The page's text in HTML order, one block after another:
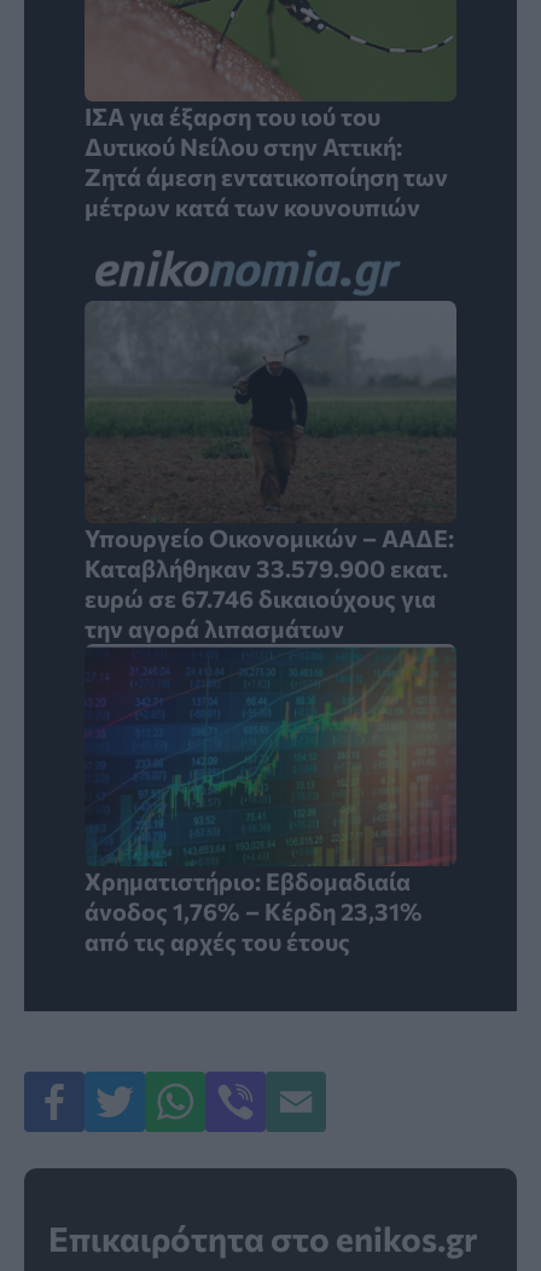
ΙΣΑ για έξαρση του ιού του
Δυτικού Νείλου στην Αττική:
Ζητά άμεση εντατικοποίηση των
μέτρων κατά των κουνουπιών
Υπουργείο Οικονομικών – ΑΑΔΕ:
Καταβλήθηκαν 33.579.900 εκατ.
ευρώ σε 67.746 δικαιούχους για
την αγορά λιπασμάτων
Χρηματιστήριο: Εβδομαδιαία
άνοδος 1,76% – Κέρδη 23,31%
από τις αρχές του έτους
Επικαιρότητα στο enikos.gr